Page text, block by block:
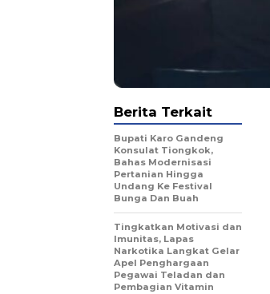
Berita Terkait
Bupati Karo Gandeng
Konsulat Tiongkok,
Bahas Modernisasi
Pertanian Hingga
Undang Ke Festival
Bunga Dan Buah
Tingkatkan Motivasi dan
Imunitas, Lapas
Narkotika Langkat Gelar
Apel Penghargaan
Pegawai Teladan dan
Pembagian Vitamin